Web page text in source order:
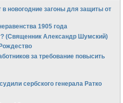
новогодние загоны для защиты от
1905 года
(Священник Александр Шумский)
за требование повысить
сербского генерала Ратко